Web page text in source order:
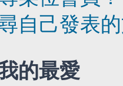
自己發表
的最愛